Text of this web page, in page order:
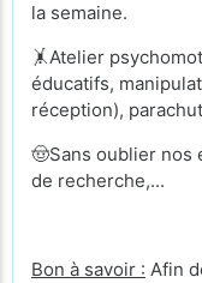
la semaine.
🤸Atelier
éducatifs,
réception),
🤠Sans oublier nos
de recherche,...
Bon à savoir : Afin